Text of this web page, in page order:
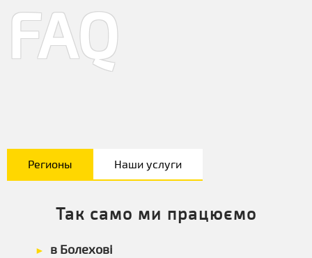
FAQ
Регионы Наши услуги
Так само ми працюємо
в Болехові